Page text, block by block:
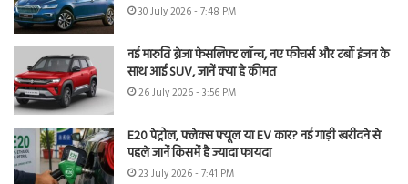
30 July 2026 - 7:48 PM
नई मारुति ब्रेजा फेसलिफ्ट लॉन्च, नए फीचर्स और टर्बो इंजन के
साथ आई SUV, जानें क्या है कीमत
26 July 2026 - 3:56 PM
E20 पेट्रोल, फ्लेक्स फ्यूल या EV कार? नई गाड़ी खरीदने से
पहले जानें किसमें है ज्यादा फायदा
23 July 2026 - 7:41 PM